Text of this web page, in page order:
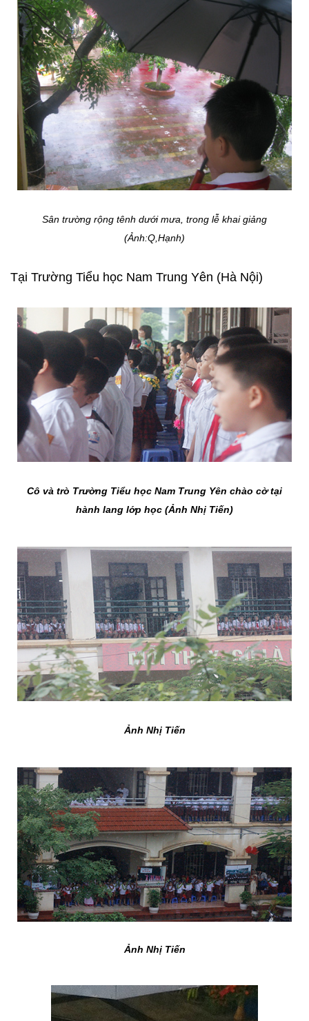
Sân trường rộng tênh dưới mưa, trong lễ khai giảng
(Ảnh:Q,Hạnh)
Tại Trường Tiểu học Nam Trung Yên (Hà Nội)
Cô và trò Trường Tiểu học Nam Trung Yên chào cờ tại
hành lang lớp học (Ảnh Nhị Tiến)
Ảnh Nhị Tiến
Ảnh Nhị Tiến